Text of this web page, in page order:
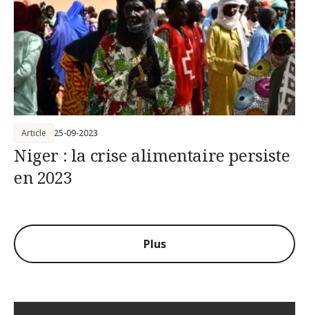
Niger : la crise alimentaire persiste
en 2023
Article 25-09-2023
Plus